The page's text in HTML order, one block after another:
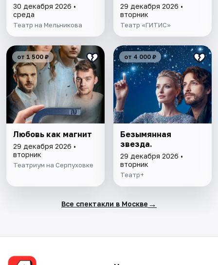
30 декабря 2026 •
среда
Театр на Мельникова
29 декабря 2026 •
вторник
Театр «ГИТИС»
от 1 500 ₽
Любовь как магнит
29 декабря 2026 •
вторник
Театриум на Серпуховке
от 4 000 ₽
Безымянная
звезда.
29 декабря 2026 •
вторник
Театр+
Все спектакли в Москве →